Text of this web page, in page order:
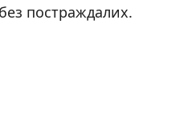
постраждалих.